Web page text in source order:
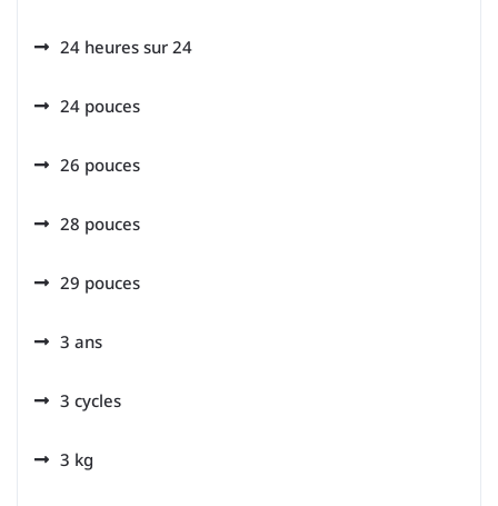
24 heures sur 24
24 pouces
26 pouces
28 pouces
29 pouces
3 ans
3 cycles
3 kg